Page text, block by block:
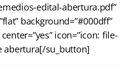
edital-abertura.pdf”
background=”#000dff”
icon=”icon: file-
abertura[/su_button]